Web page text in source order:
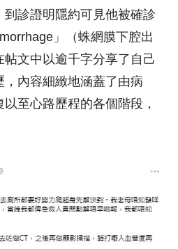
診證明隱約可見他被確診
」（蛛網膜下腔出
文中以逾千字分享了自己
內容細緻地涵蓋了由病
至心路歷程的各個階段，